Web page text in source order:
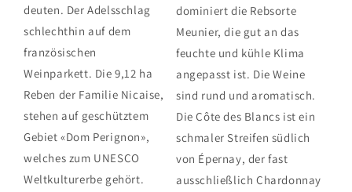
deuten. Der Adelsschlag
schlechthin auf dem
französischen
Weinparkett. Die 9,12 ha
Reben der Familie Nicaise,
stehen auf geschütztem
Gebiet «Dom Perignon»,
welches zum UNESCO
Weltkulturerbe gehört.
dominiert die Rebsorte
Meunier, die gut an das
feuchte und kühle Klima
angepasst ist. Die Weine
sind rund und aromatisch.
Die Côte des Blancs ist ein
schmaler Streifen südlich
von Épernay, der fast
ausschließlich Chardonnay